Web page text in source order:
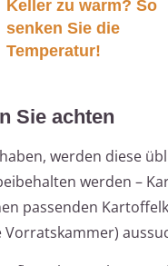
Keller zu warm? So
senken Sie die
Temperatur!
Sie achten
werden diese
werden –
passenden